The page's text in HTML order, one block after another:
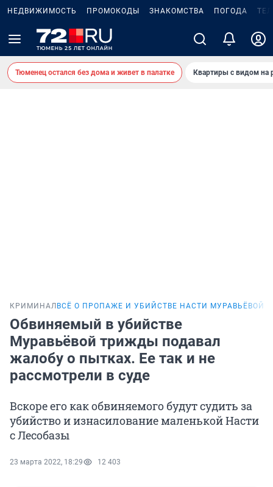
НЕДВИЖИМОСТЬ ПРОМОКОДЫ ЗНАКОМСТВА ПОГОДА
Тюменец остался без дома и живет в палатке Квартиры с видом на
КРИМИНАЛ ВСЁ О ПРОПАЖЕ И УБИЙСТВЕ НАСТИ МУРАВЬЁВОЙ
Обвиняемый в убийстве
Муравьёвой трижды подавал
жалобу о пытках. Ее так и не
рассмотрели в суде
Вскоре его как обвиняемого будут судить за
убийство и изнасилование маленькой Насти
с Лесобазы
23 марта 2022, 18:29 12 403